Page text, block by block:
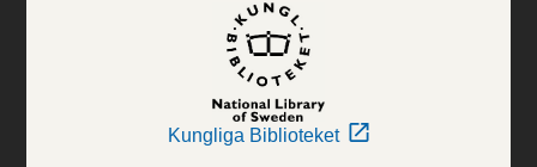
Kungliga Biblioteket